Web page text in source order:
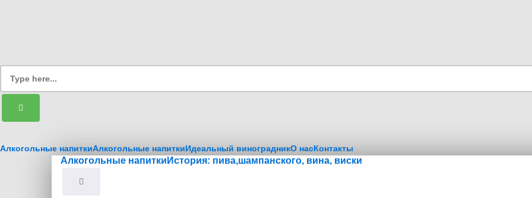
Алкогольные напиткиАлкогольные напиткиИдеальный виноградникО насКонтакты
Алкогольные напитки История: пива,шампанского, вина, виски